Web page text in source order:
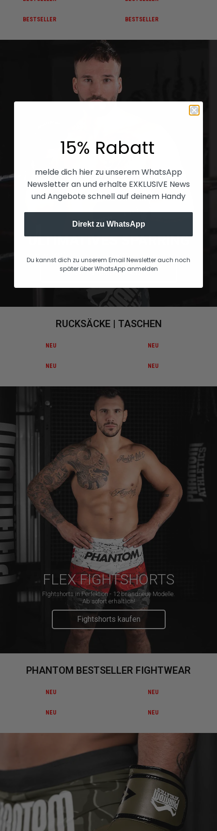
BESTSELLER BESTSELLER
ULTIMATIVES SPARRING
MMA Handschuhe kaufen
RUCKSÄCKE | TASCHEN
NEU NEU
NEU NEU
FLEX FIGHTSHORTS
FIghtshorts in Perfektion - 12 brandneue Modelle.
Ab sofort erhältlich!
Fightshorts kaufen
PHANTOM BESTSELLER FIGHTWEAR
NEU NEU
NEU NEU
15% Rabatt
melde dich hier zu unserem WhatsApp
Newsletter an und erhalte EXKLUSIVE News
und Angebote schnell auf deinem Handy
Direkt zu WhatsApp
Du kannst dich zu unserem Email Newsletter auch noch
später über WhatsApp anmelden